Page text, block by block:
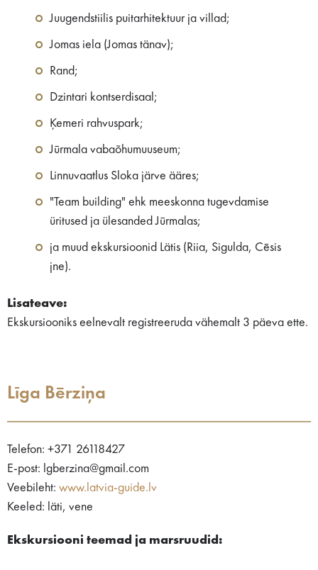
Juugendstiilis puitarhitektuur ja villad;
Jomas iela (Jomas tänav);
Rand;
Dzintari kontserdisaal;
Ķemeri rahvuspark;
Jūrmala vabaõhumuuseum;
Linnuvaatlus Sloka järve ääres;
"Team building" ehk meeskonna tugevdamise
üritused ja ülesanded Jūrmalas;
ja muud ekskursioonid Lätis (Riia, Sigulda, Cēsis
jne).
Lisateave:
Ekskursiooniks eelnevalt registreeruda vähemalt 3 päeva ette.
Līga Bērziņa
Telefon: +371 26118427
E-post: lgberzina@gmail.com
Veebileht: www.latvia-guide.lv
Keeled: läti, vene
Ekskursiooni teemad ja marsruudid: